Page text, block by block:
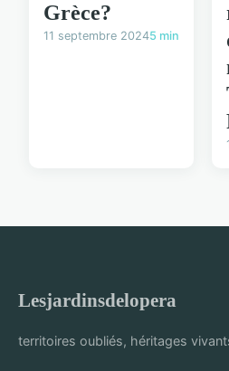
Grèce?
11 septembre 20245 min
Lesjardinsdelopera
territoires oubliés, héritages